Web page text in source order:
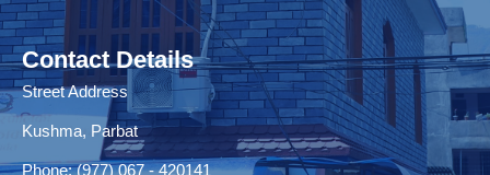
Contact Details
Street Address
Kushma, Parbat
Phone: (977) 067 - 420141